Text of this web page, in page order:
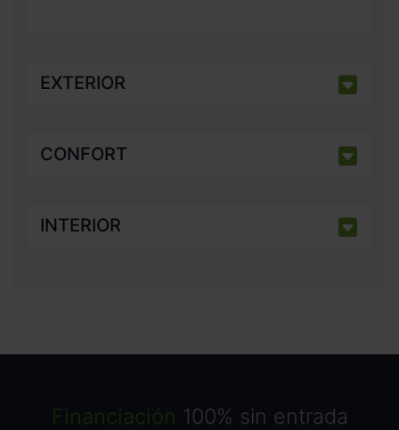
EXTERIOR
CONFORT
INTERIOR
Financiación 100% sin entrada